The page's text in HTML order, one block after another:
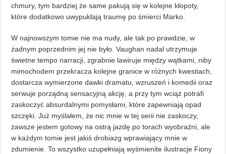
chmury, tym bardziej że same pakują się w kolejne kłopoty,
które dodatkowo uwypuklają traumę po śmierci Marko.
W najnowszym tomie nie ma nudy, ale tak po prawdzie, w
żadnym poprzednim jej nie było. Vaughan nadal utrzymuje
świetne tempo narracji, zgrabnie lawiruje między wątkami, niby
mimochodem przekracza kolejne granice w różnych kwestiach,
dostarcza wymierzone dawki dramatu, wzruszeń i komedii oraz
serwuje porządną sensacyjną akcję, a przy tym wciąż potrafi
zaskoczyć absurdalnymi pomysłami, które zapewniają opad
szczęki. Już myślałem, że nic mnie w tej serii nie zaskoczy,
zawsze jestem gotowy na ostrą jazdę po torach wyobraźni, ale
w każdym tomie jest jakiś drobiazg wprawiający mnie w
zdumienie. To wszystko uzupełniają wyśmienite ilustracje Fiony